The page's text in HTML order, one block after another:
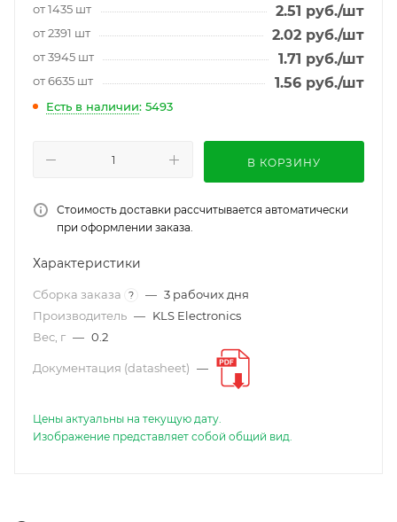
от 1435 шт 2.51 руб./шт
от 2391 шт 2.02 руб./шт
от 3945 шт 1.71 руб./шт
от 6635 шт 1.56 руб./шт
Есть в наличии: 5493
В КОРЗИНУ
Стоимость доставки рассчитывается автоматически
при оформлении заказа.
Характеристики
Сборка заказа ? — 3 рабочих дня
Производитель — KLS Electronics
Вес, г — 0.2
Документация (datasheet) —
Цены актуальны на текущую дату.
Изображение представляет собой общий вид.